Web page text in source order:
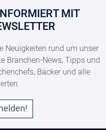
MIT
Neuigkeiten rund um unser
Branchen-News, Tipps und
Bäcker und alle